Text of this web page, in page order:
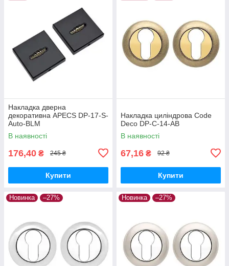
Накладка дверна
декоративна APECS DP-17-S-
Auto-BLM
В наявності
176,40 ₴ 245 ₴
Купити
Накладка циліндрова Code
Deco DP-C-14-AB
В наявності
67,16 ₴ 92 ₴
Купити
Новинка –27% Новинка –27%